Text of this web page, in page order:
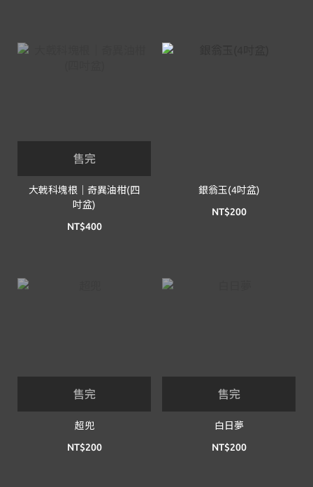
售完
大戟科塊根｜奇異油柑(四
吋盆)
NT$400
銀翁玉(4吋盆)
NT$200
售完
超兜
NT$200
售完
白日夢
NT$200